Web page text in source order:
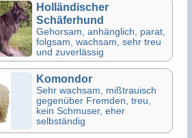
Holländischer
Schäferhund
Gehorsam, anhänglich, parat,
folgsam, wachsam, sehr treu
und zuverlässig
Komondor
Sehr wachsam, mißtrauisch
gegenüber Fremden, treu,
kein Schmuser, eher
selbständig